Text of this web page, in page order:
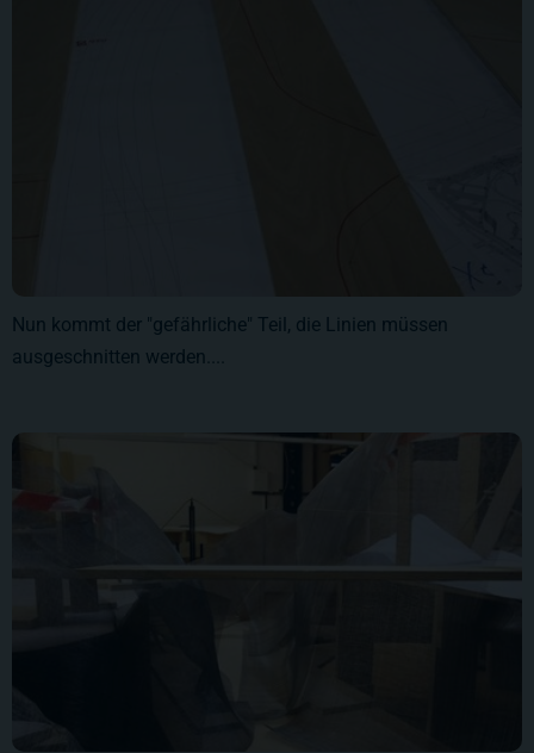
Nun kommt der "gefährliche" Teil, die Linien müssen
ausgeschnitten werden....